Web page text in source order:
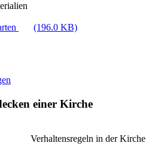
(196.0 KB)
einer Kirche
Verhaltensregeln in der Kirche